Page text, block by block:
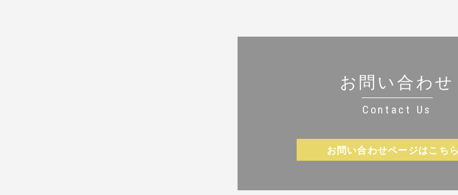
お問い合わせ
Contact Us
お問い合わせページはこちら